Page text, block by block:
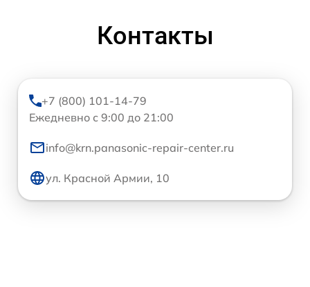
Контакты
+7 (800) 101-14-79
Ежедневно с 9:00 до 21:00
info@krn.panasonic-repair-center.ru
ул. Красной Армии, 10